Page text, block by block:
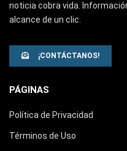
noticia cobra vida.
alcance de un clic.
¡CONTÁCTANOS!
PÁGINAS
Política de Privacidad
Términos de Uso